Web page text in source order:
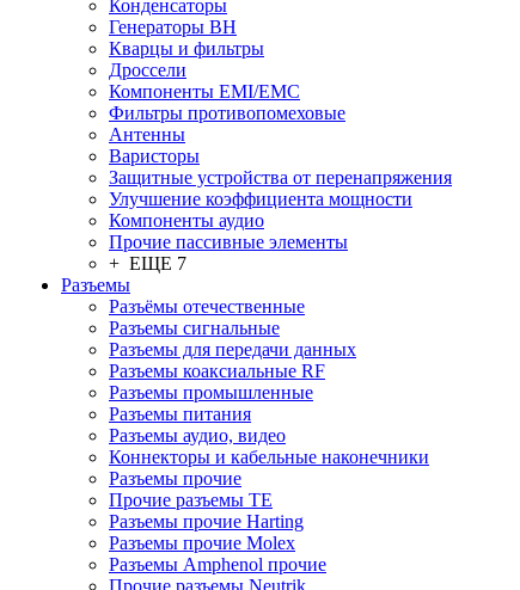
Конденсаторы
Генераторы ВН
Кварцы и фильтры
Дроссели
Компоненты EMI/EMC
Фильтры противопомеховые
Антенны
Варисторы
Защитные устройства от перенапряжения
Улучшение коэффициента мощности
Компоненты аудио
Прочие пассивные элементы
+ ЕЩЕ 7
Разъeмы
Разъёмы отечественные
Разъeмы сигнальные
Разъeмы для передачи данных
Разъeмы коаксиальные RF
Разъeмы промышленные
Разъeмы питания
Разъeмы аудио, видео
Коннекторы и кабельные наконечники
Разъeмы прочие
Прочие разъемы TE
Разъемы прочие Harting
Разъемы прочие Molex
Разъемы Amphenol прочие
Прочие разъемы Neutrik